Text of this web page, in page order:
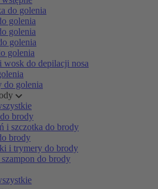
do golenia
golenia
golenia
golenia
golenia
wosk do depilacji nosa
do golenia
brody
i szczotka do brody
brody
i trymery do brody
do brody